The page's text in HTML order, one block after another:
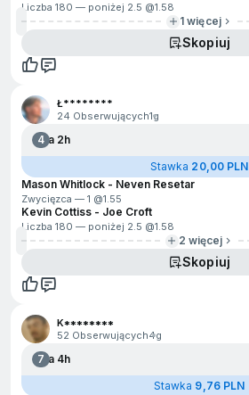
Liczba 180 — poniżej 2.5 @1.58
1 więcej
Skopiuj
Ł********
24 Obserwujących1g
4Za 2h
Stawka 20,00 PLN
Mason Whitlock - Neven Resetar
Zwycięzca — 1 @1.55
Kevin Cottiss - Joe Croft
Liczba 180 — poniżej 2.5 @1.58
2 więcej
Skopiuj
K********
52 Obserwujących4g
7Za 4h
Stawka 9,76 PLN